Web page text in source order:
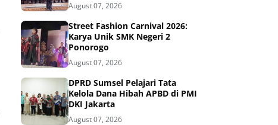
August 07, 2026
Street Fashion Carnival 2026:
Karya Unik SMK Negeri 2
Ponorogo
August 07, 2026
DPRD Sumsel Pelajari Tata
Kelola Dana Hibah APBD di PMI
DKI Jakarta
August 07, 2026